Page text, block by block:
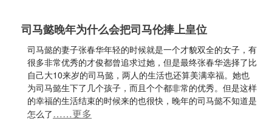
司马懿晚年为什么会把司马伦捧上皇位
司马懿的妻子张春华年轻的时候就是一个才貌双全的女子，有
很多非常优秀的才俊都曾追求过她，但是最终张春华选择了比
自己大10来岁的司马懿，两人的生活也还算美满幸福。她也
为司马懿生下了几个孩子，而且个个都非常的优秀。但是这样
的幸福的生活结束的时候来的也很快，晚年的司马懿不知道是
怎么了……更多